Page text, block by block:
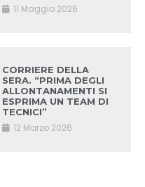
11 Maggio 2026
CORRIERE DELLA
SERA. “PRIMA DEGLI
ALLONTANAMENTI SI
ESPRIMA UN TEAM DI
TECNICI”
12 Marzo 2026